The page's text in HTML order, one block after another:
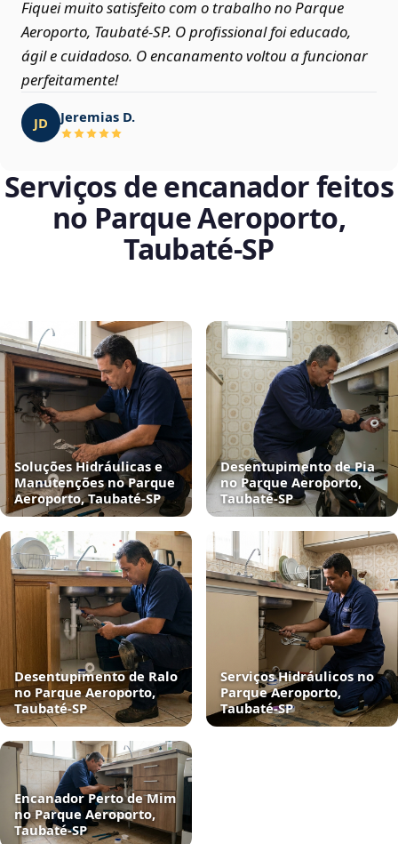
Fiquei muito satisfeito com o trabalho no Parque
Aeroporto, Taubaté‑SP. O profissional foi educado,
ágil e cuidadoso. O encanamento voltou a funcionar
perfeitamente!
JD Jeremias D.
Serviços de encanador feitos
no Parque Aeroporto,
Taubaté‑SP
Soluções Hidráulicas e
Manutenções no Parque
Aeroporto, Taubaté‑SP
Desentupimento de Pia
no Parque Aeroporto,
Taubaté‑SP
Desentupimento de Ralo
no Parque Aeroporto,
Taubaté‑SP
Serviços Hidráulicos no
Parque Aeroporto,
Taubaté‑SP
Encanador Perto de Mim
no Parque Aeroporto,
Taubaté‑SP